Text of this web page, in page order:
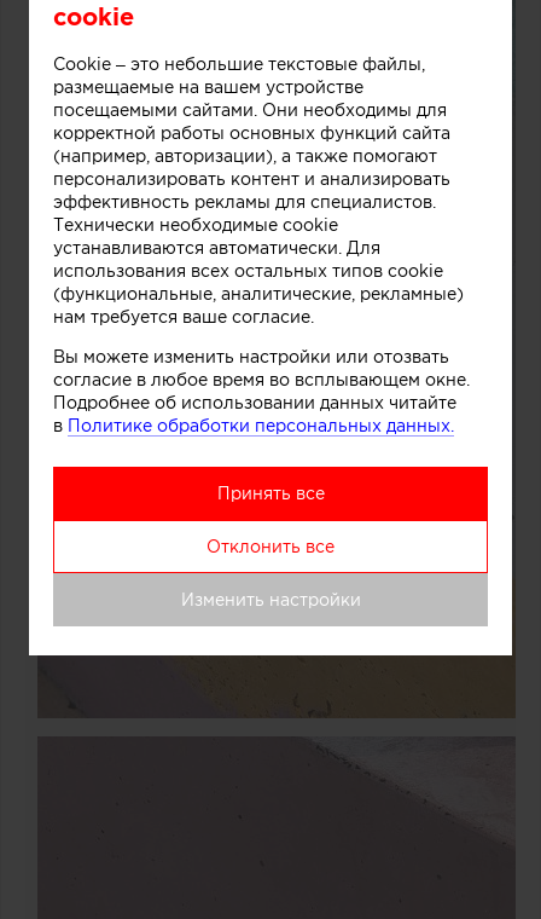
cookie
Cookie – это небольшие текстовые файлы,
размещаемые на вашем устройстве
посещаемыми сайтами. Они необходимы для
корректной работы основных функций сайта
(например, авторизации), а также помогают
персонализировать контент и анализировать
эффективность рекламы для специалистов.
Технически необходимые cookie
устанавливаются автоматически. Для
использования всех остальных типов cookie
(функциональные, аналитические, рекламные)
нам требуется ваше согласие.
Вы можете изменить настройки или отозвать
согласие в любое время во всплывающем окне.
Подробнее об использовании данных читайте
в Политике обработки персональных данных.
Принять все
Отклонить все
Изменить настройки